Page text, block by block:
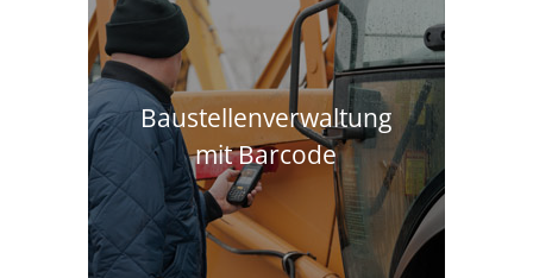
Baustellen­verwaltung
mit Barcode